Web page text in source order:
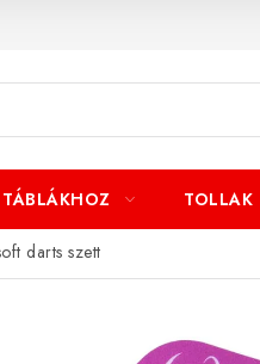
TOLLAK
darts szett